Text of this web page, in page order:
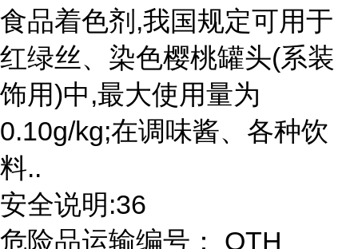
食品着色剂,我国规定可用于
红绿丝、染色樱桃罐头(系装
饰用)中,最大使用量为
0.10g/kg;在调味酱、各种饮
料..
安全说明:36
危险品运输编号： OTH